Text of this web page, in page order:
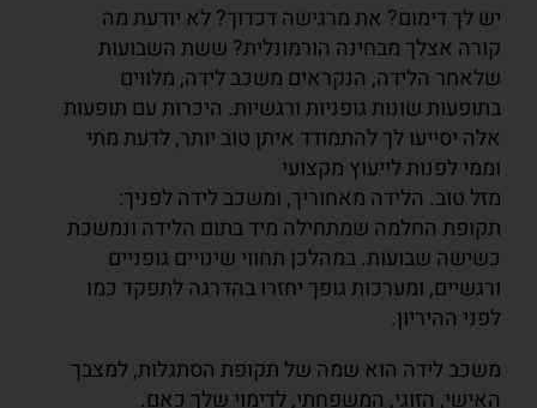
יש לך דימום? את מרגישה דכדוך? לא יודעת מה
קורה אצלך מבחינה הורמונלית? ששת השבועות
שלאחר הלידה, הנקראים משכב לידה, מלווים
בתופעות שונות גופניות ורגשיות. היכרות עם תופעות
אלה יסייעו לך להתמודד איתן טוב יותר, לדעת מתי
וממי לפנות לייעוץ מקצועי
מזל טוב. הלידה מאחוריך, ומשכב לידה לפניך:
תקופת החלמה שמתחילה מיד בתום הלידה ונמשכת
כשישה שבועות. במהלכן תחווי שינויים גופניים
ורגשיים, ומערכות גופך יחזרו בהדרגה לתפקד כמו
לפני ההיריון.
משכב לידה הוא שמה של תקופת הסתגלות, למצבך
האישי, הזוגי, המשפחתי, לדימוי שלך כאם.